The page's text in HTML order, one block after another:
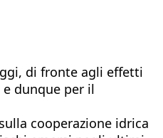
di fronte agli effetti
dunque per il
cooperazione idrica